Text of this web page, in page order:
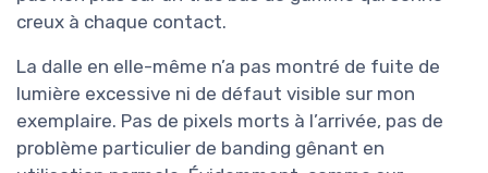
creux à chaque contact.
La dalle en elle-même n’a pas montré de fuite de
lumière excessive ni de défaut visible sur mon
exemplaire. Pas de pixels morts à l’arrivée, pas de
problème particulier de banding gênant en